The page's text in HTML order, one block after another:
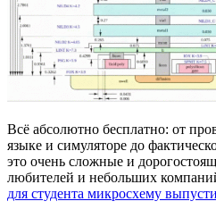
Всё абсолютно бесплатно: от
языке и симуляторе до
это очень сложные и
любителей и небольших
для студента микросхему